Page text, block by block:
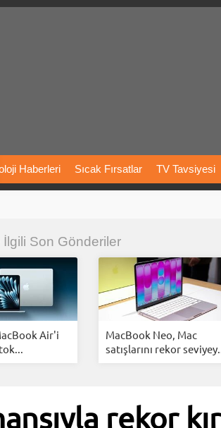
Haberleri Sıcak Fırsatlar TV Tavsiyesi
Vizyondaki Filmler Bitcoin
İnstagram Çöktü Mü
İlgili Son Gönderiler
Air'i
MacBook Neo, Mac
satışlarını rekor
rekor